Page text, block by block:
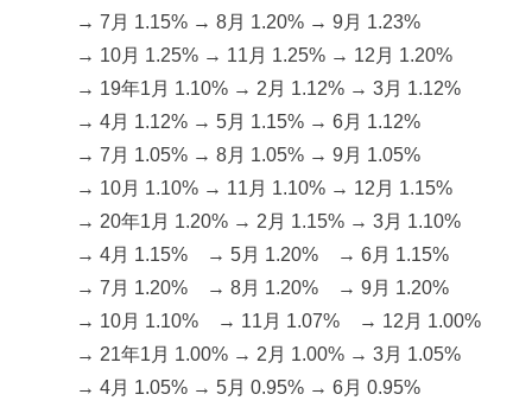
→ 7月 1.15% → 8月 1.20% → 9月 1.23%
→ 10月 1.25% → 11月 1.25% → 12月 1.20%
→ 19年1月 1.10% → 2月 1.12% → 3月 1.12%
→ 4月 1.12% → 5月 1.15% → 6月 1.12%
→ 7月 1.05% → 8月 1.05% → 9月 1.05%
→ 10月 1.10% → 11月 1.10% → 12月 1.15%
→ 20年1月 1.20% → 2月 1.15% → 3月 1.10%
→ 4月 1.15% → 5月 1.20% → 6月 1.15%
→ 7月 1.20% → 8月 1.20% → 9月 1.20%
→ 10月 1.10% → 11月 1.07% → 12月 1.00%
→ 21年1月 1.00% → 2月 1.00% → 3月 1.05%
→ 4月 1.05% → 5月 0.95% → 6月 0.95%